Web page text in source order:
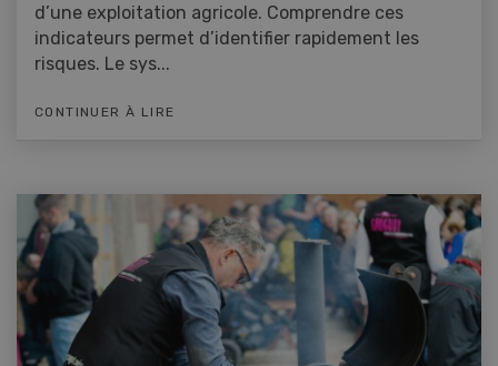
d’une exploitation agricole. Comprendre ces
indicateurs permet d’identifier rapidement les
risques. Le sys...
CONTINUER À LIRE